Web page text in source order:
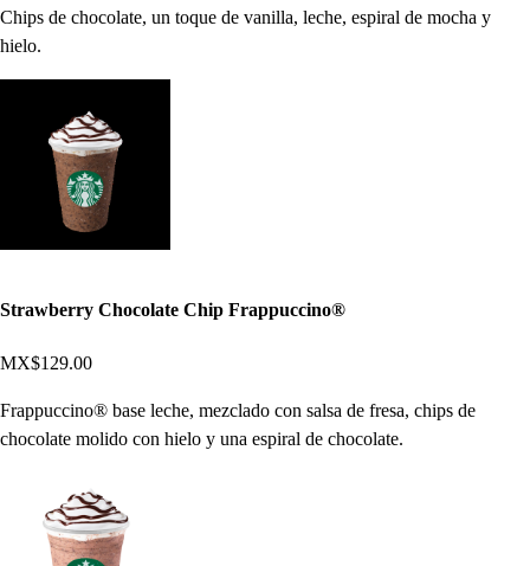
Chips de chocolate, un toque de vanilla, leche, espiral de mocha y
hielo.
Strawberry Chocolate Chip Frappuccino®
MX$129.00
Frappuccino® base leche, mezclado con salsa de fresa, chips de
chocolate molido con hielo y una espiral de chocolate.